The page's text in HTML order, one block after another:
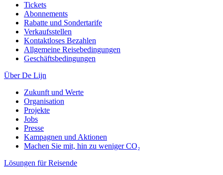
Tickets
Abonnements
Rabatte und Sondertarife
Verkaufsstellen
Kontaktloses Bezahlen
Allgemeine Reisebedingungen
Geschäftsbedingungen
Über De Lijn
Zukunft und Werte
Organisation
Projekte
Jobs
Presse
Kampagnen und Aktionen
Machen Sie mit, hin zu weniger CO₂
Lösungen für Reisende